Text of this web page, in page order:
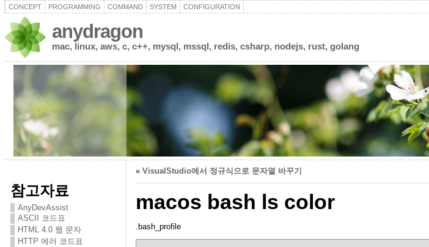
CONCEPT PROGRAMMING COMMAND SYSTEM CONFIGURATION
anydragon
mac, linux, aws, c, c++, mysql, mssql, redis, csharp, nodejs, rust, golang
참고자료
AnyDevAssist
ASCII 코드표
HTML 4.0 웹 문자
HTTP 에러 코드표
« VisualStudio에서 정규식으로 문자열 바꾸기
macos bash ls color
.bash_profile